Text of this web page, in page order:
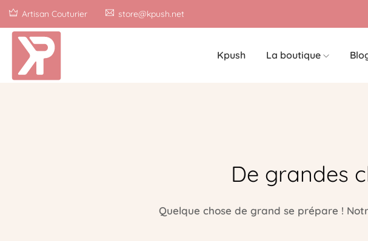
Artisan Couturier store@kpush.net
Kpush La boutique
De grandes
Quelque chose de grand se prépare !